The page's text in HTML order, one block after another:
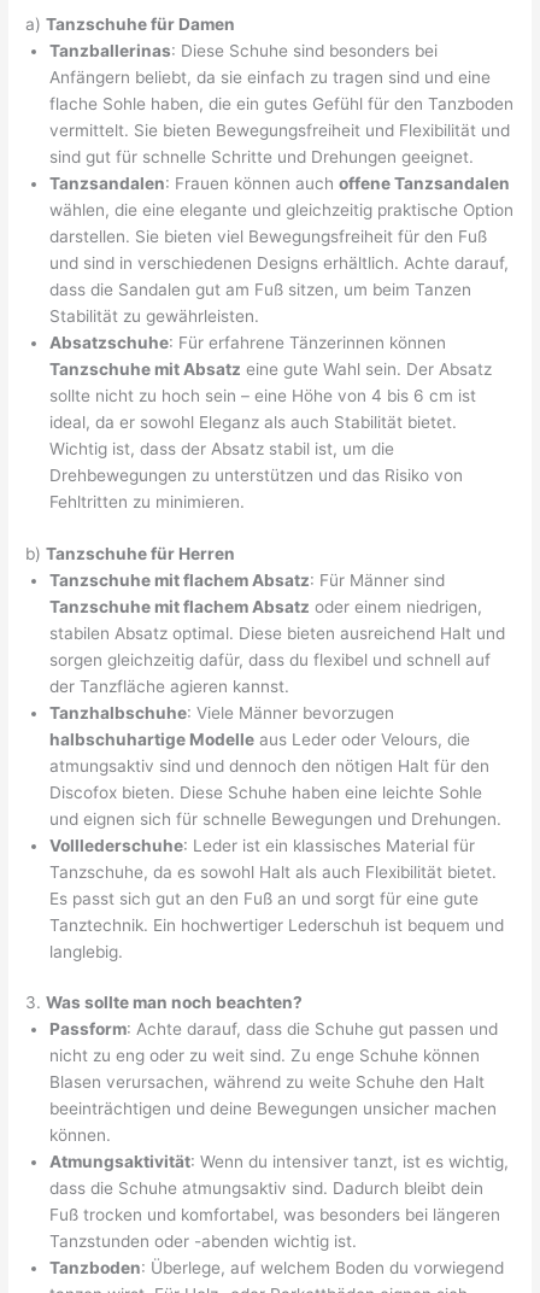
a)Tanzschuhe für Damen
Tanzballerinas: Diese Schuhe sind besonders bei
Anfängern beliebt, da sie einfach zu tragen sind und eine
flache Sohle haben, die ein gutes Gefühl für den Tanzboden
vermittelt. Sie bieten Bewegungsfreiheit und Flexibilität und
sind gut für schnelle Schritte und Drehungen geeignet.
Tanzsandalen: Frauen können auchoffene Tanzsandalen
wählen, die eine elegante und gleichzeitig praktische Option
darstellen. Sie bieten viel Bewegungsfreiheit für den Fuß
und sind in verschiedenen Designs erhältlich. Achte darauf,
dass die Sandalen gut am Fuß sitzen, um beim Tanzen
Stabilität zu gewährleisten.
Absatzschuhe: Für erfahrene Tänzerinnen können
Tanzschuhe mit Absatz eine gute Wahl sein. Der Absatz
sollte nicht zu hoch sein – eine Höhe von 4 bis 6 cm ist
ideal, da er sowohl Eleganz als auch Stabilität bietet.
Wichtig ist, dass der Absatz stabil ist, um die
Drehbewegungen zu unterstützen und das Risiko von
Fehltritten zu minimieren.
b)Tanzschuhe für Herren
Tanzschuhe mit flachem Absatz: Für Männer sind
Tanzschuhe mit flachem Absatz oder einem niedrigen,
stabilen Absatz optimal. Diese bieten ausreichend Halt und
sorgen gleichzeitig dafür, dass du flexibel und schnell auf
der Tanzfläche agieren kannst.
Tanzhalbschuhe: Viele Männer bevorzugen
halbschuhartige Modelle aus Leder oder Velours, die
atmungsaktiv sind und dennoch den nötigen Halt für den
Discofox bieten. Diese Schuhe haben eine leichte Sohle
und eignen sich für schnelle Bewegungen und Drehungen.
Volllederschuhe: Leder ist ein klassisches Material für
Tanzschuhe, da es sowohl Halt als auch Flexibilität bietet.
Es passt sich gut an den Fuß an und sorgt für eine gute
Tanztechnik. Ein hochwertiger Lederschuh ist bequem und
langlebig.
3.Was sollte man noch beachten?
Passform: Achte darauf, dass die Schuhe gut passen und
nicht zu eng oder zu weit sind. Zu enge Schuhe können
Blasen verursachen, während zu weite Schuhe den Halt
beeinträchtigen und deine Bewegungen unsicher machen
können.
Atmungsaktivität: Wenn du intensiver tanzt, ist es wichtig,
dass die Schuhe atmungsaktiv sind. Dadurch bleibt dein
Fuß trocken und komfortabel, was besonders bei längeren
Tanzstunden oder -abenden wichtig ist.
Tanzboden: Überlege, auf welchem Boden du vorwiegend